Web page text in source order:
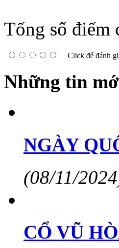
Tổng số điểm
Click để đánh
Những tin
NGÀY
(08/11/
CỔ VŨ